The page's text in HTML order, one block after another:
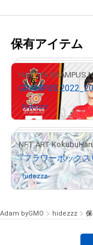
保有アイテム
hidezzzさんが保有中
NFT ART
hidezzzさんが保有中
Adam byGMO hidezzz